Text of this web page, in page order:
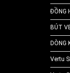
ĐỒNG
BÚT
DÒNG
Vertu